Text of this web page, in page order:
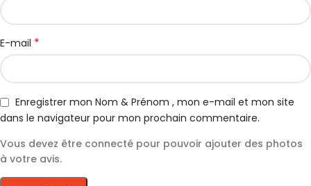
E-mail *
Enregistrer mon Nom & Prénom , mon e-mail et mon site
dans le navigateur pour mon prochain commentaire.
Vous devez être connecté pour pouvoir ajouter des photos
à votre avis.